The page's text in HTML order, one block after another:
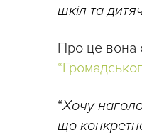
шкіл та
Про це вона
“Хочу
що